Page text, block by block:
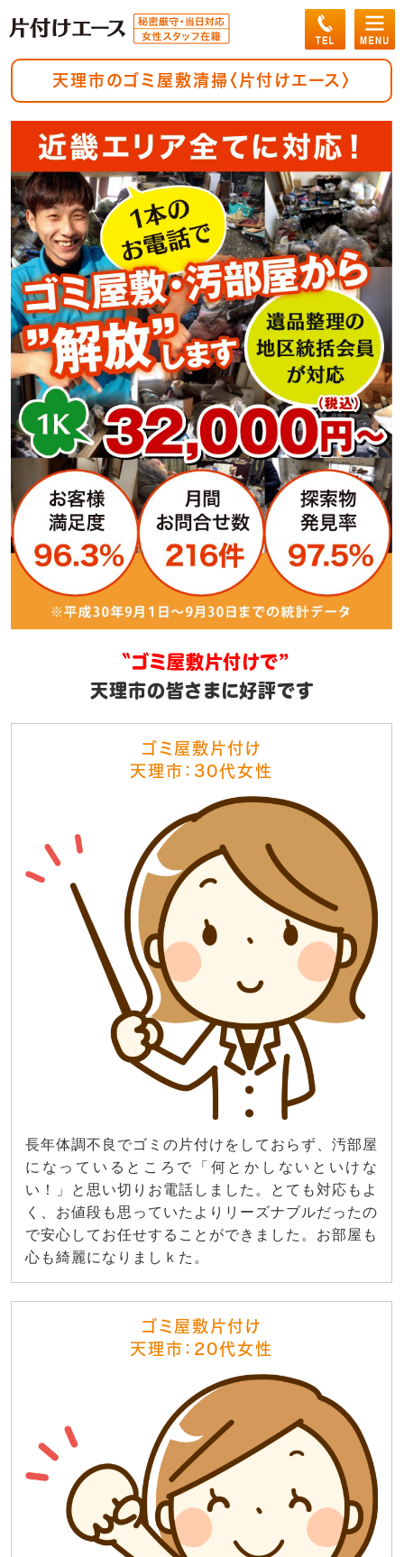
天理市のゴミ屋敷清掃〈片付けエース〉
〝ゴミ屋敷片付けで”
天理市の皆さまに好評です
ゴミ屋敷片付け
天理市：30代女性
長年体調不良でゴミの片付けをしておらず、汚部屋
になっているところで「何とかしないといけな
い！」と思い切りお電話しました。とても対応もよ
く、お値段も思っていたよりリーズナブルだったの
で安心してお任せすることができました。お部屋も
心も綺麗になりましｋた。
ゴミ屋敷片付け
天理市：20代女性